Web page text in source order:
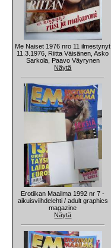
Me Naiset 1976 nro 11 ilmestynyt
11.3.1976, Riitta Väisänen, Asko
Sarkola, Paavo Väyrynen
Näytä
Erotiikan Maailma 1992 nr 7 -
aikuisviihdelehti / adult graphics
magazine
Näytä